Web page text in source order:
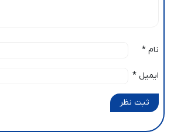
نام *
ایمیل *
ثبت نظر